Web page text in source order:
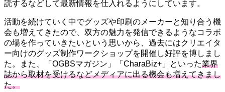
読するなどして最新情報を仕入れるようにしています。
活動を続けていく中でグッズや印刷のメーカーと知り合う機
会も増えてきたので、双方の魅力を発信できるようなコラボ
の場を作っていきたいという思いから、過去にはクリエイタ
ー向けのグッズ制作ワークショップを開催し好評を博しまし
た。また、「OGBSマガジン」「CharaBiz+」といった業界
誌から取材を受けるなどメディアに出る機会も増えてきまし
た。